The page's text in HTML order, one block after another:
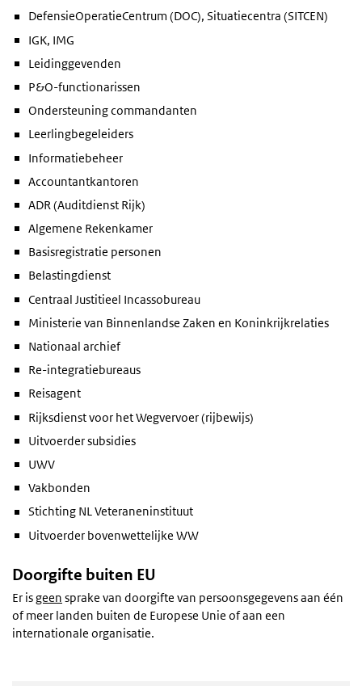
DefensieOperatieCentrum (DOC), Situatiecentra (SITCEN)
IGK, IMG
Leidinggevenden
P&O-functionarissen
Ondersteuning commandanten
Leerlingbegeleiders
Informatiebeheer
Accountantkantoren
ADR (Auditdienst Rijk)
Algemene Rekenkamer
Basisregistratie personen
Belastingdienst
Centraal Justitieel Incassobureau
Ministerie van Binnenlandse Zaken en Koninkrijkrelaties
Nationaal archief
Re-integratiebureaus
Reisagent
Rijksdienst voor het Wegvervoer (rijbewijs)
Uitvoerder subsidies
UWV
Vakbonden
Stichting NL Veteraneninstituut
Uitvoerder bovenwettelijke WW
Doorgifte buiten EU
Er isgeen sprake van doorgifte van persoonsgegevens aan één
of meer landen buiten de Europese Unie of aan een
internationale organisatie.